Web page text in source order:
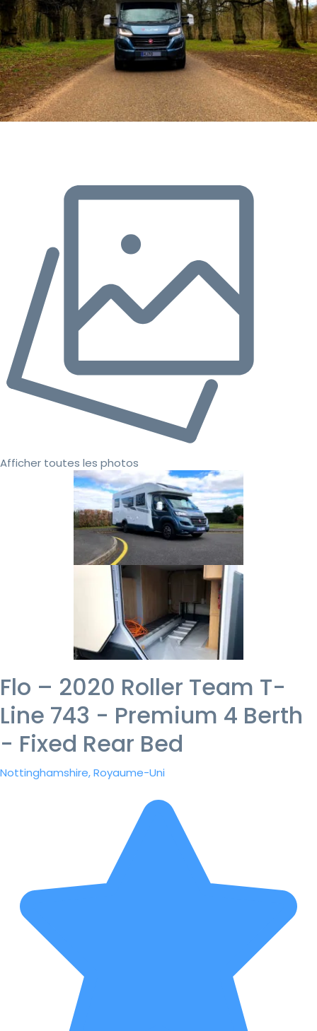
Afficher toutes les photos
Flo – 2020 Roller Team T-
Line 743 - Premium 4 Berth
- Fixed Rear Bed
Nottinghamshire, Royaume-Uni